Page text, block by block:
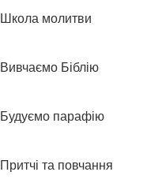
Школа молитви
Вивчаємо Біблію
Будуємо парафію
Притчі та повчання